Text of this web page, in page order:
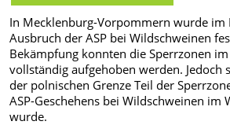
In Mecklenburg-Vorpommern wurde im
Ausbruch der ASP bei Wildschweinen
Bekämpfung konnten die Sperrzonen
vollständig aufgehoben werden. Jedoch
der polnischen Grenze Teil der
ASP-Geschehens bei Wildschweinen im
wurde.